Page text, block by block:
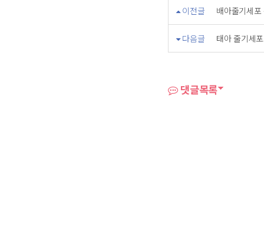
이전글 배아줄기세
다음글 태아 줄기세
댓글목록